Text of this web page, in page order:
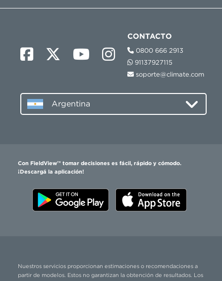
Nuestros servicios proporcionan estimaciones o recomendaciones a
partir de modelos. Estos no garantizan la obtención de resultados. Los
Con FieldView™ tomar decisiones es fácil, rápido y cómodo.
¡Descargá la aplicación!
CONTACTO
0800 666 2913
91137927115
soporte@climate.com
Argentina